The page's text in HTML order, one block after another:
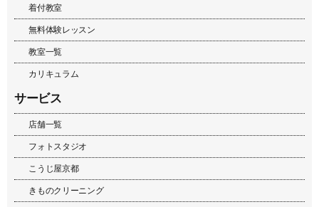
着付教室
無料体験レッスン
教室一覧
カリキュラム
サービス
店舗一覧
フォトスタジオ
こうじ屋京都
きものクリーニング